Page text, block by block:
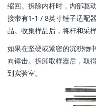
缩回。拆除内杆时，内部驱
接带有1-1 / 8英寸锤子适配
品。收集样品后，将杆和采
如果在坚硬或紧密的沉积物
向锤击。拆卸取样器后，取
到实验室。